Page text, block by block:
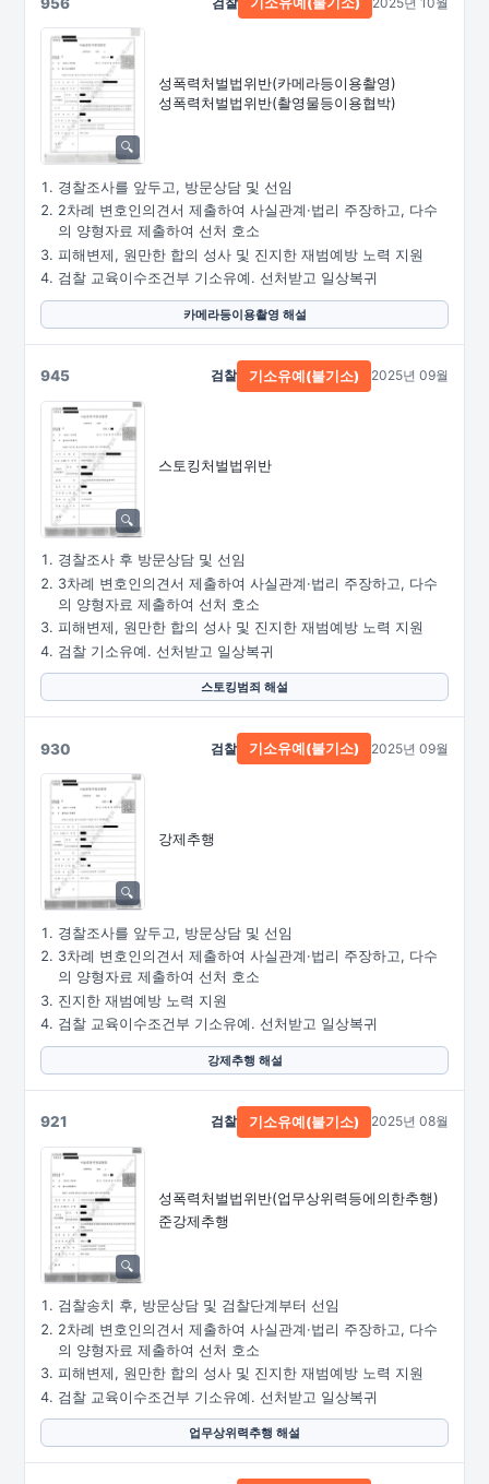
성폭력처벌법위반(카메라등이용촬영)
성폭력처벌법위반(촬영물등이용협박)
경찰조사를 앞두고, 방문상담 및 선임
2차례 변호인의견서 제출하여 사실관계·법리 주장하고, 다수
의 양형자료 제출하여 선처 호소
피해변제, 원만한 합의 성사 및 진지한 재범예방 노력 지원
검찰 교육이수조건부 기소유예. 선처받고 일상복귀
카메라등이용촬영 해설
945
스토킹처벌법위반
검찰 기소유예(불기소) 2025년 09월
경찰조사 후 방문상담 및 선임
3차례 변호인의견서 제출하여 사실관계·법리 주장하고, 다수
의 양형자료 제출하여 선처 호소
피해변제, 원만한 합의 성사 및 진지한 재범예방 노력 지원
검찰 기소유예. 선처받고 일상복귀
스토킹범죄 해설
930
강제추행
검찰 기소유예(불기소) 2025년 09월
경찰조사를 앞두고, 방문상담 및 선임
3차례 변호인의견서 제출하여 사실관계·법리 주장하고, 다수
의 양형자료 제출하여 선처 호소
진지한 재범예방 노력 지원
검찰 교육이수조건부 기소유예. 선처받고 일상복귀
강제추행 해설
921
성폭력처벌법위반(업무상위력등에의한추행)
준강제추행
검찰 기소유예(불기소) 2025년 08월
검찰송치 후, 방문상담 및 검찰단계부터 선임
2차례 변호인의견서 제출하여 사실관계·법리 주장하고, 다수
의 양형자료 제출하여 선처 호소
피해변제, 원만한 합의 성사 및 진지한 재범예방 노력 지원
검찰 교육이수조건부 기소유예. 선처받고 일상복귀
업무상위력추행 해설